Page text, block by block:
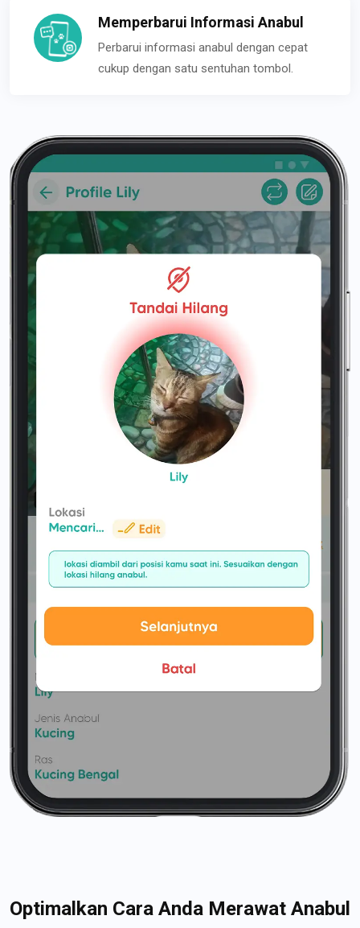
Memperbarui Informasi Anabul
Perbarui informasi anabul dengan cepat
cukup dengan satu sentuhan tombol.
Optimalkan Cara Anda Merawat Anabul